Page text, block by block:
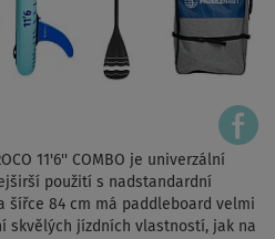
11'6'' COMBO je univerzální
použití s nadstandardní
šířce 84 cm má paddleboard velmi
skvělých jízdních vlastností, jak na